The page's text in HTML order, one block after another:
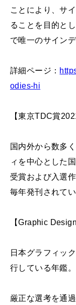
ことにより、サ
ることを目的と
で唯一のサイン
詳細ページ：
odies-hi
【東京TDC賞
国内外から数多
ィを中心とした
受賞および入選
毎年発刊されてい
【Graphic
日本グラフィッ
行している年鑑。
厳正な選考を通